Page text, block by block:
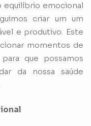
equilíbrio emocional
criar um um
e produtivo. Este
momentos de
que possamos
da nossa saúde